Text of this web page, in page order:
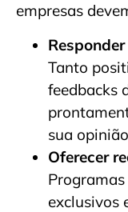
empresas
Tanto
feedbacks
sua
Oferecer
exclusivos